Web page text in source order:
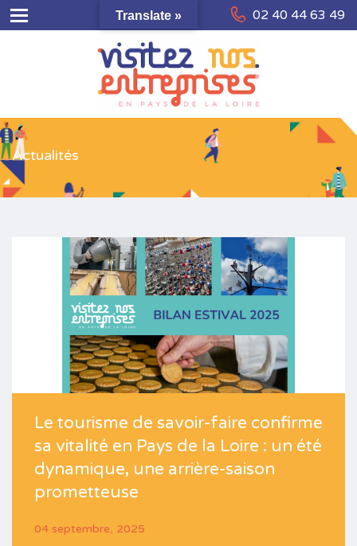
02 40 44 63 49
Actualités
Le tourisme de savoir-faire confirme
sa vitalité en Pays de la Loire : un été
dynamique, une arrière-saison
prometteuse
04 septembre, 2025
Translate »